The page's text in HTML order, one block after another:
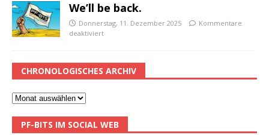
We’ll be back.
Donnerstag, 11. Dezember 2025
Kommentare
deaktiviert
CHRONOLOGISCHES ARCHIV
PF-BITS IM SOCIAL WEB